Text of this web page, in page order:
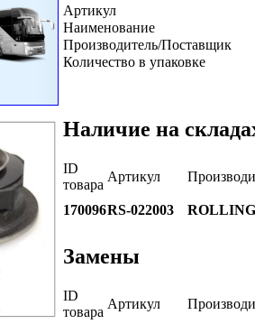
Артикул
Наименование
Производитель/Поставщик
Количество в упаковке
Наличие на
ID
товара
Артикул
170096RS-022003 ROLLING
Замены
ID
товара
Артикул